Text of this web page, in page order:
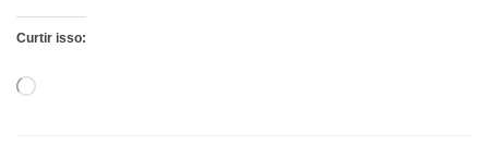
Curtir isso:
Carregando...